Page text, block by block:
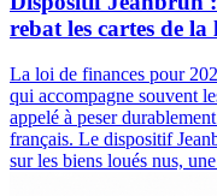
rebat les cartes de
La loi de finances pour
qui accompagne souvent
appelé à peser
français. Le dispositif
sur les biens loués nus,